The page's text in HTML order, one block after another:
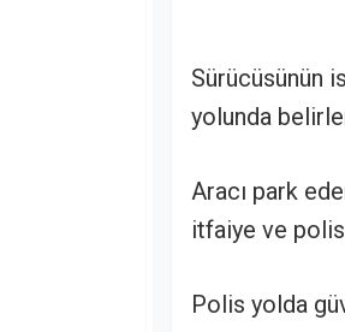
Sürücüsünün
yolunda
Aracı park
itfaiye ve
Polis yolda